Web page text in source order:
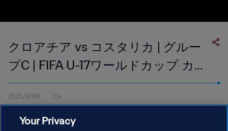
クロアチア vs コスタリカ | グルー
プC | FIFA U-17ワールドカップ カタ
ール2025 | ハイライト
2025/11/09 2分
11月9日（日）現地時間17:45よりドーハのアスパイア・ゾーンで
行われたクロアチア対コスタリカ戦のハイライトを視聴
Your Privacy